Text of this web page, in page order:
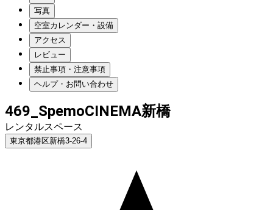
写真
空室カレンダー・設備
アクセス
レビュー
禁止事項・注意事項
ヘルプ・お問い合わせ
469_SpemoCINEMA新橋
レンタルスペース
東京都港区新橋3-26-4